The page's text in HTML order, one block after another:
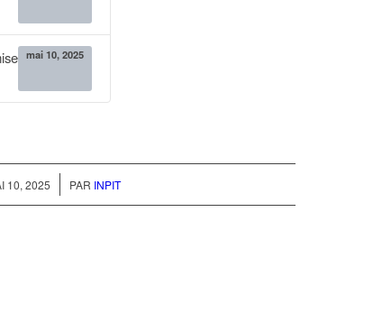
mai 10, 2025
10, 2025
/ PAR INPIT